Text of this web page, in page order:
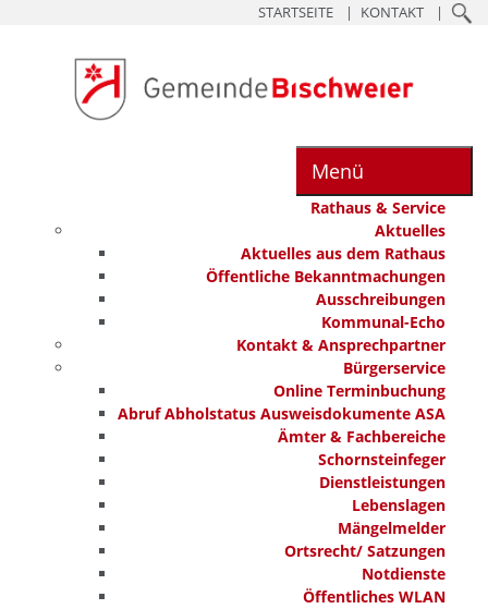
STARTSEITE KONTAKT
Menü
Rathaus & Service
Aktuelles
Aktuelles aus dem Rathaus
Öffentliche Bekanntmachungen
Ausschreibungen
Kommunal-Echo
Kontakt & Ansprechpartner
Bürgerservice
Online Terminbuchung
Abruf Abholstatus Ausweisdokumente ASA
Ämter & Fachbereiche
Schornsteinfeger
Dienstleistungen
Lebenslagen
Mängelmelder
Ortsrecht/ Satzungen
Notdienste
Öffentliches WLAN